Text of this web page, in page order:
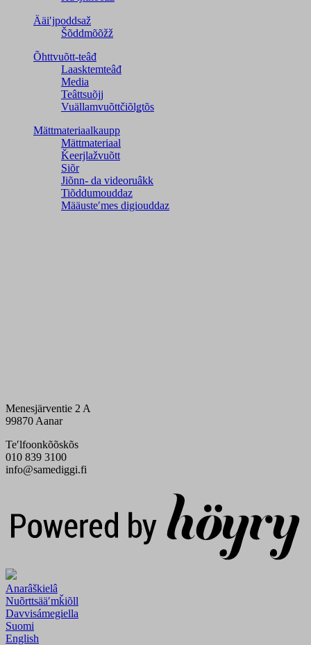
Ääiʹjpoddsaž
Šõddmõõžž
Õhttvuõtt-teâđ
Laasktemteâđ
Media
Teâttsuõjj
Vuällamvuõttčiõlǥtõs
Mättmateriaalkaupp
Mättmateriaal
Ǩeerjlažvuõtt
Siõr
Jiõnn- da videoruâkk
Tiõddumouddaz
Määusteʹmes digiouddaz
Menesjärventie 2 A
99870 Aanar
Teʹlfoonkõõskõs
010 839 3100
info@samediggi.fi
Anarâškielâ
Nuõrttsääʹmǩiõll
Davvisámegiella
Suomi
English